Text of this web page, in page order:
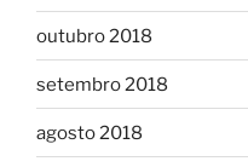
outubro 2018
setembro 2018
agosto 2018